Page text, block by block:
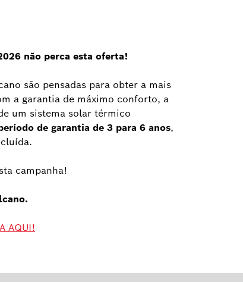
não perca esta oferta!
são pensadas para obter a mais
a garantia de máximo conforto, a
um sistema solar térmico
de garantia de 3 para 6 anos,
campanha!
AQUI!